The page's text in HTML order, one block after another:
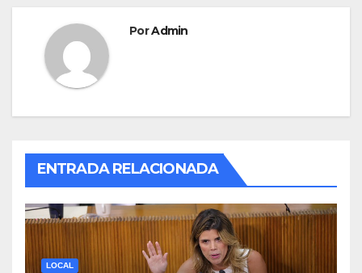
PorAdmin
ENTRADA RELACIONADA
LOCAL